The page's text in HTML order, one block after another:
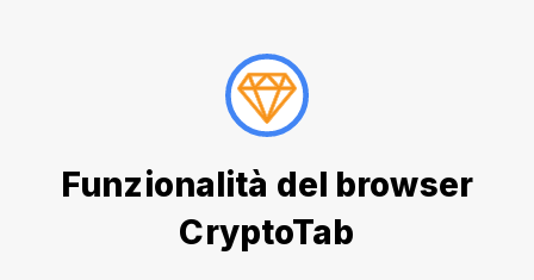
Funzionalità del browser
CryptoTab